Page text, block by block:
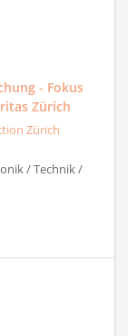
- Fokus
Zürich
Zürich
/ Technik /